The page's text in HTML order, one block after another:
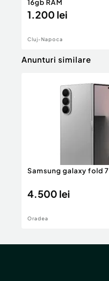
16gb RAM
1.200 lei
Cluj-Napoca
Anunturi similare
Samsung galaxy fold 7
4.500 lei
Oradea